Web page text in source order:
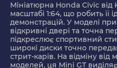
Мініатюрна Honda Civic
масштабі 1:64, що робить її
демонстрацій. У моделі
відкривні двері та точна
підкреслює спортивний
широкі диски точно
стрит-карів. На відміну від
моделей, ця Mini GT